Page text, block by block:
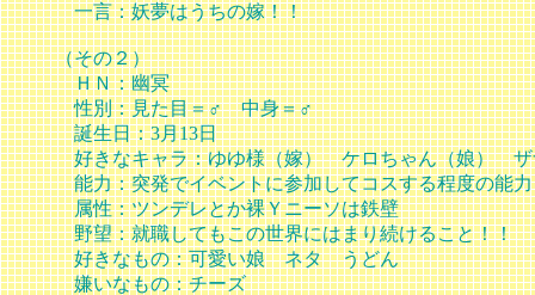
一言：妖夢はうちの嫁！！
（その２）
ＨＮ：幽冥
性別：見た目＝♂ 中身＝♂
誕生日：3月13日
好きなキャラ：ゆゆ様（嫁） ケロちゃん（娘） ザ
能力：突発でイベントに参加してコスする程度の能力
属性：ツンデレとか裸Ｙニーソは鉄壁
野望：就職してもこの世界にはまり続けること！！
好きなもの：可愛い娘 ネタ うどん
嫌いなもの：チーズ